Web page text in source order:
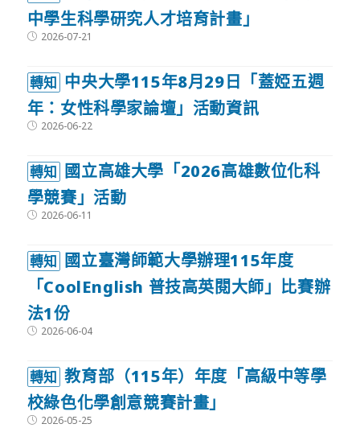
中學生科學研究人才培育計畫」
Post2026-07-21
轉知 中央大學115年8月29日「蓋婭五週
年：女性科學家論壇」活動資訊
Post2026-06-22
轉知 國立高雄大學「2026高雄數位化科
學競賽」活動
Post2026-06-11
轉知 國立臺灣師範大學辦理115年度
「CoolEnglish 普技高英閱大師」比賽辦
法1份
Post2026-06-04
轉知 教育部（115年）年度「高級中等學
校綠色化學創意競賽計畫」
Post2026-05-25